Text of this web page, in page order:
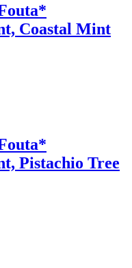
Coastal Mint
Pistachio Tree